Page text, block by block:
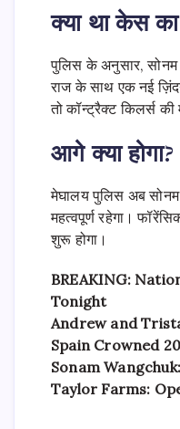
क्या था केस
पुलिस के अनुसार,
राज के साथ एक नई
तो कॉन्ट्रैक्ट किलर्स
आगे क्या होगा?
मेघालय पुलिस अब
महत्वपूर्ण रहेगा।
शुरू होगा।
BREAKING:
Tonight
Andrew and
Spain Crowned
Sonam
Taylor Farms: